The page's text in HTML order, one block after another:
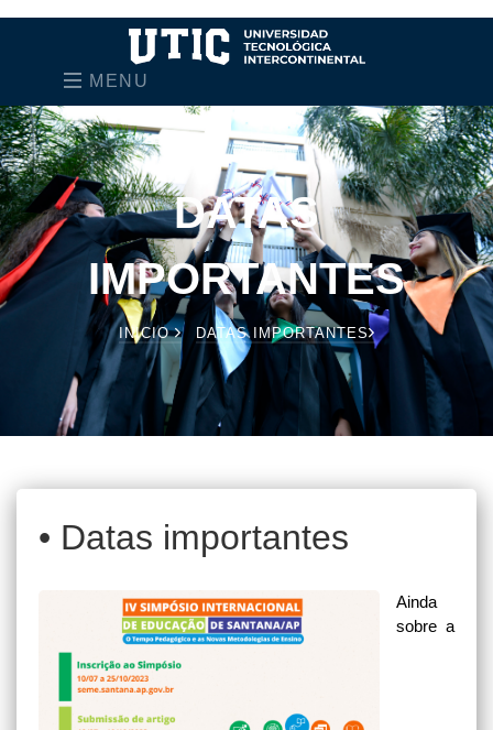
MENU
DATAS
IMPORTANTES
INICIO DATAS IMPORTANTES
• Datas importantes
Ainda
sobre a